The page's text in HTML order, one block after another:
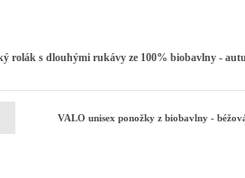
rolák s dlouhými rukávy ze 100% biobavlny -
VALO unisex ponožky z biobavlny -